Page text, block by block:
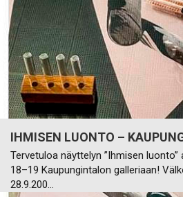
IHMISEN LUONTO –
Tervetuloa näyttelyn ”Ihmisen luonto”
18–19 Kaupungintalon galleriaan!
28.9.200…